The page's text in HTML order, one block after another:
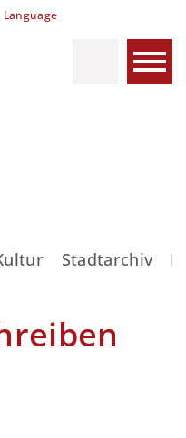
Language
Stadtarchiv